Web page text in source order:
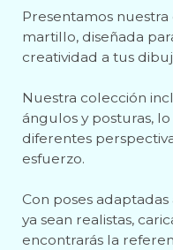
Presentamos
martillo, diseñada
creatividad a tus
Nuestra colección
ángulos y posturas,
diferentes
esfuerzo.
Con poses
ya sean realistas,
encontrarás la